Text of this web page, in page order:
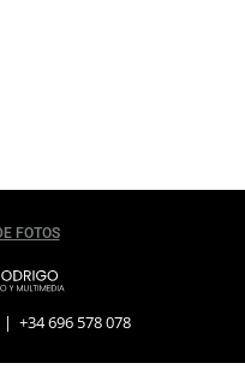
FOTOS
| +34 696 578 078